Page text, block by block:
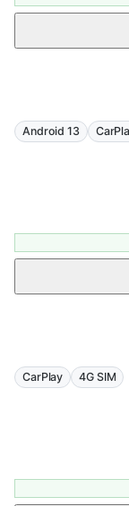
Android 13
CarPlay 4G SIM